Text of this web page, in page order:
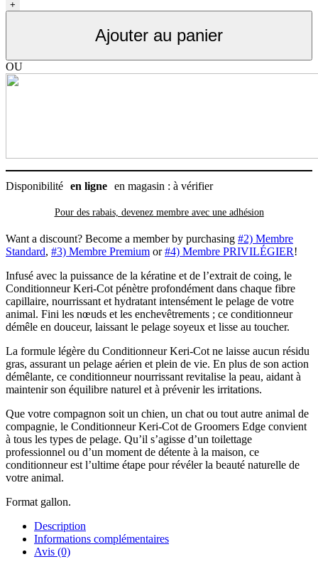
Keri-
Edge,
gallon.
+
Ajouter au panier
OU
Disponibilité en ligne en magasin : à vérifier
Pour des rabais, devenez membre avec une adhésion
Want a discount? Become a member by purchasing #2) Membre
Standard, #3) Membre Premium or#4) Membre PRIVILÉGIER!
Infusé avec la puissance de la kératine et de l’extrait de coing, le
Conditionneur Keri-Cot pénètre profondément dans chaque fibre
capillaire, nourrissant et hydratant intensément le pelage de votre
animal. Fini les nœuds et les enchevêtrements ; ce conditionneur
démêle en douceur, laissant le pelage soyeux et lisse au toucher.
La formule légère du Conditionneur Keri-Cot ne laisse aucun résidu
gras, assurant un pelage aérien et plein de vie. En plus de son action
démêlante, ce conditionneur nourrissant revitalise la peau, aidant à
maintenir son équilibre naturel et à prévenir les irritations.
Que votre compagnon soit un chien, un chat ou tout autre animal de
compagnie, le Conditionneur Keri-Cot de Groomers Edge convient
à tous les types de pelage. Qu’il s’agisse d’un toilettage
professionnel ou d’un moment de détente à la maison, ce
conditionneur est l’ultime étape pour révéler la beauté naturelle de
votre animal.
Format gallon.
Description
Informations complémentaires
Avis (0)